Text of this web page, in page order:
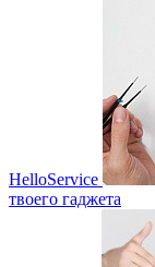
HelloService
твоего гаджета